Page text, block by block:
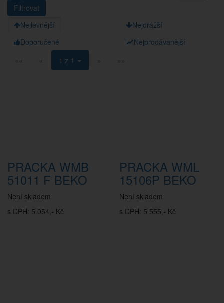
Nejlevnější
Nejdražší
Doporučené
Nejprodávanější
««
« 1 z 1 » »»
PRACKA WMB
51011 F BEKO
Není skladem
s DPH: 5 054,- Kč
PRACKA WML
15106P BEKO
Není skladem
s DPH: 5 555,- Kč